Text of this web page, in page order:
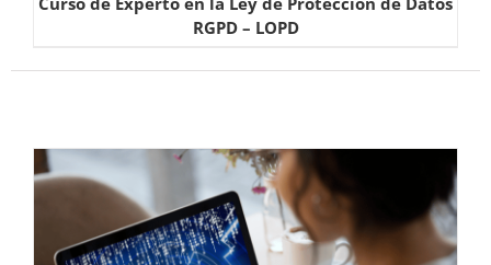
RGPD – LOPD